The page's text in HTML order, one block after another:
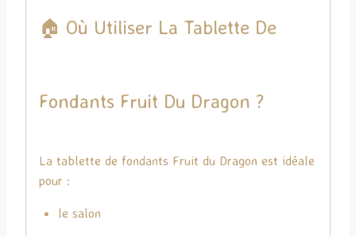
🏠 Où Utiliser La Tablette De
Fondants Fruit Du Dragon ?
La tablette de fondants Fruit du Dragon est idéale
pour :
le salon